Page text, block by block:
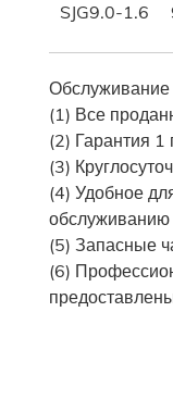
SJG9.0-1.6
(1) Все
(2) Гарантия 1
(3)
(4) Удобное
(5) Запасные
(6)